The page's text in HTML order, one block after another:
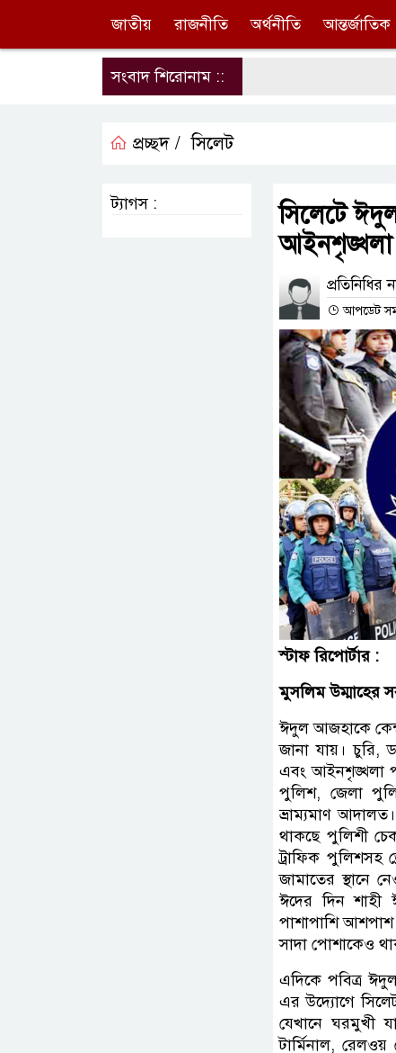
জাতীয় রাজনীতি অর্থনীতি আন্তর্জাতিক
সংবাদ শিরোনাম ::
প্রচ্ছদ / সিলেট
সিলেটে
আইনশৃঙ্খলা
প্রতিনিধির
আপডেট
স্টাফ রিপোর্টার :
মুসলিম উম্মাহের
ঈদুল আজহাকে
জানা যায়। চুরি,
এবং আইনশৃঙ্খলা
পুলিশ, জেলা
ভ্রাম্যমাণ
থাকছে পুলিশী
ট্রাফিক পুলিশসহ
জামাতের স্থানে
ঈদের দিন শাহী
পাশাপাশি
সাদা পোশাকেও
এদিকে পবিত্র
এর উদ্যোগে সিলেট
যেখানে ঘরমুখী
টার্মিনাল,
ট্যাগস :